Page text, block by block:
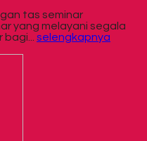
tas seminar
yang melayani segala
selengkapnya